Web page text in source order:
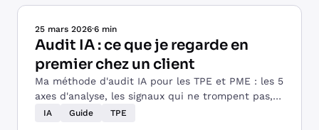
25 mars 2026·6 min
Audit IA : ce que je regarde en
premier chez un client
Ma méthode d'audit IA pour les TPE et PME : les 5
axes d'analyse, les signaux qui ne trompent pas,
et comment je priorise les actions.
IA Guide TPE